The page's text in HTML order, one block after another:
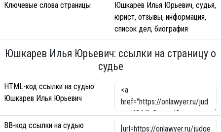
Ключевые слова страницы
Юшкарев Илья Юрьевич, судья,
юрист, отзывы, информация,
список дел, биография
Юшкарев Илья Юрьевич: ссылки на страницу о
судье
HTML-код ссылки на судью
Юшкарев Илья Юрьевич
BB-код ссылки на судью